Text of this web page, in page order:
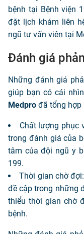
bệnh tại Bệnh viện
đặt lịch khám liên
ngũ tư vấn viên tại
Đánh giá
Những đánh giá
giúp bạn có cái
Medpro đã tổng hợp
Chất lượng phục
trong đánh giá của
tâm của đội ngũ y
199.
Thời gian chờ
đề cập trong những
thiểu thời gian chờ
bệnh.